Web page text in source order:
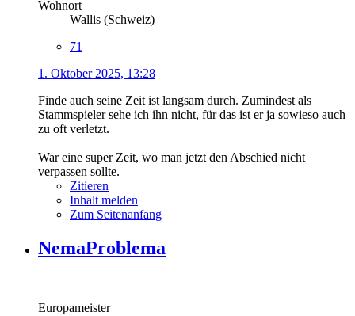
Wohnort
Wallis (Schweiz)
71
1. Oktober 2025, 13:28
Finde auch seine Zeit ist langsam durch. Zumindest als
Stammspieler sehe ich ihn nicht, für das ist er ja sowieso auch
zu oft verletzt.
War eine super Zeit, wo man jetzt den Abschied nicht
verpassen sollte.
Zitieren
Inhalt melden
Zum Seitenanfang
NemaProblema
Europameister